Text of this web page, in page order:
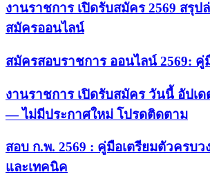
งานราชการ เปิดรับสมัคร 2569 สรุป
สมัครออนไลน์
สมัครสอบราชการ ออนไลน์ 2569:
งานราชการ เปิดรับสมัคร วันนี้ อัปเด
— ไม่มีประกาศใหม่ โปรดติดตาม
สอบ ก.พ. 2569 : คู่มือเตรียมตัวครบ
และเทคนิค